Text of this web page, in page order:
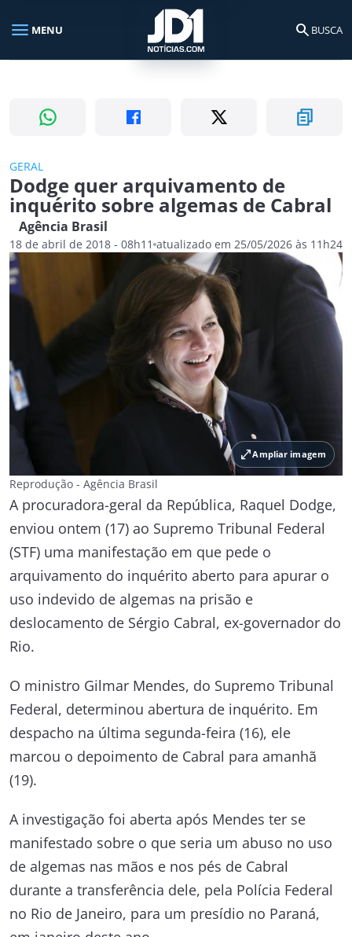
Busca no portal
menu MENU search BUSCA
GERAL
Dodge quer arquivamento de
inquérito sobre algemas de Cabral
Agência Brasil
18 de abril de 2018 - 08h11 atualizado em 25/05/2026 às 11h24
open_in_fullAmpliar imagem
Reprodução - Agência Brasil
A procuradora-geral da República, Raquel Dodge,
enviou ontem (17) ao Supremo Tribunal Federal
(STF) uma manifestação em que pede o
arquivamento do inquérito aberto para apurar o
uso indevido de algemas na prisão e
deslocamento de Sérgio Cabral, ex-governador do
Rio.
O ministro Gilmar Mendes, do Supremo Tribunal
Federal, determinou abertura de inquérito. Em
despacho na última segunda-feira (16), ele
marcou o depoimento de Cabral para amanhã
(19).
A investigação foi aberta após Mendes ter se
manifestado sobre o que seria um abuso no uso
de algemas nas mãos e nos pés de Cabral
durante a transferência dele, pela Polícia Federal
no Rio de Janeiro, para um presídio no Paraná,